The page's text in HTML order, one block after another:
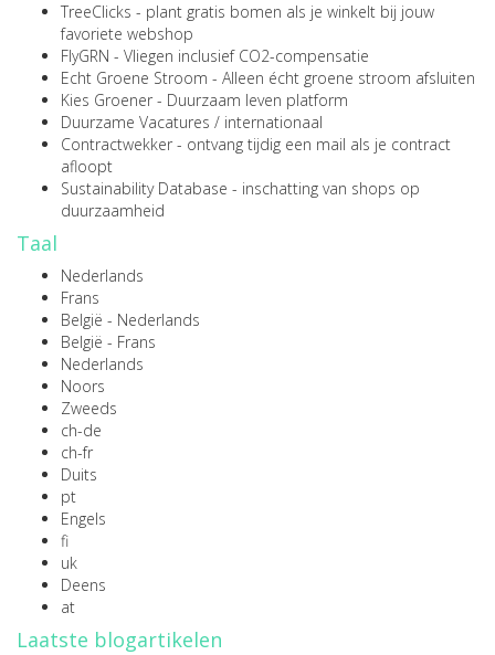
TreeClicks - plant gratis bomen als je winkelt bij jouw
favoriete webshop
FlyGRN - Vliegen inclusief CO2-compensatie
Echt Groene Stroom - Alleen écht groene stroom afsluiten
Kies Groener - Duurzaam leven platform
Duurzame Vacatures / internationaal
Contractwekker - ontvang tijdig een mail als je contract
afloopt
Sustainability Database - inschatting van shops op
duurzaamheid
Taal
Nederlands
Frans
België - Nederlands
België - Frans
Nederlands
Noors
Zweeds
ch-de
ch-fr
Duits
pt
Engels
fi
uk
Deens
at
Laatste blogartikelen